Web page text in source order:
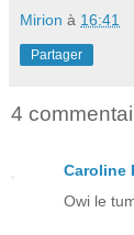
Mirion à 16:41
Partager
4
Caroline
Owi le